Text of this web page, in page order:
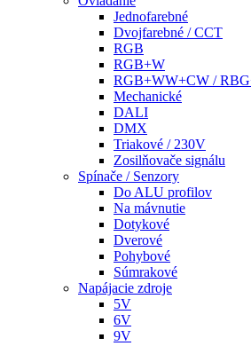
Jednofarebné
Dvojfarebné / CCT
RGB
RGB+W
RGB+WW+CW /
Mechanické
DALI
DMX
Triakové / 230V
Zosilňovače signálu
Spínače / Senzory
Do ALU profilov
Na mávnutie
Dotykové
Dverové
Pohybové
Súmrakové
Napájacie zdroje
5V
6V
9V